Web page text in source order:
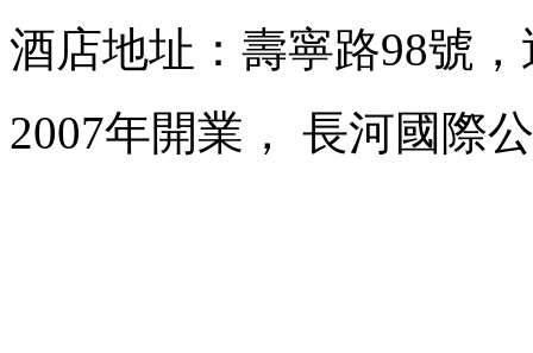
酒店地址：壽寧路98號
2007年開業， 長河國際